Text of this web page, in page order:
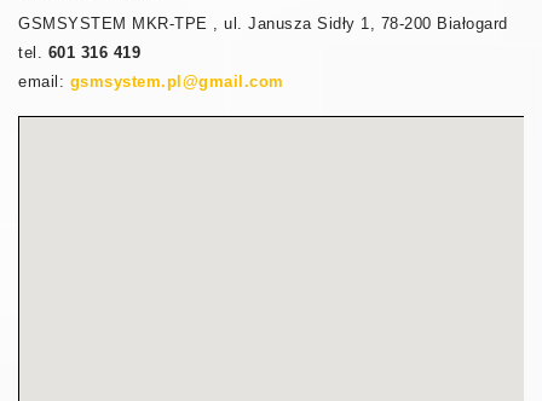
GSMSYSTEM MKR-TPE , ul. Janusza Sidły 1, 78-200 Białogard
tel. 601 316 419
email: gsmsystem.pl@gmail.com